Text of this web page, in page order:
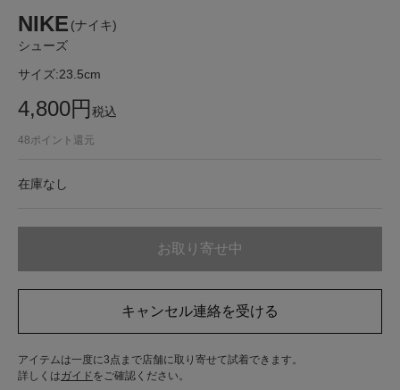
NIKE (ナイキ)
シューズ
サイズ:23.5cm
4,800円税込
48ポイント還元
在庫なし
お取り寄せ中
キャンセル連絡を受ける
アイテムは一度に3点まで店舗に取り寄せて試着できます。
詳しくはガイド をご確認ください。